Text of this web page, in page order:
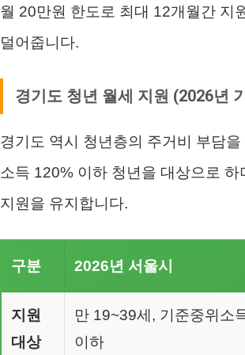
월 20만원 한도로 최대 12개월간 지
덜어줍니다.
경기도 청년 월세 지원 (2026년
경기도 역시 청년층의 주거비 부담
소득 120% 이하 청년을 대상으로
지원을 유지합니다.
구분 2026년 서울시
지원
대상
만 19~39세, 기준중위소
이하